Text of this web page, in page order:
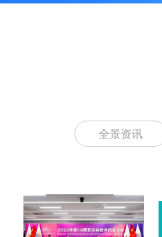
全景资讯